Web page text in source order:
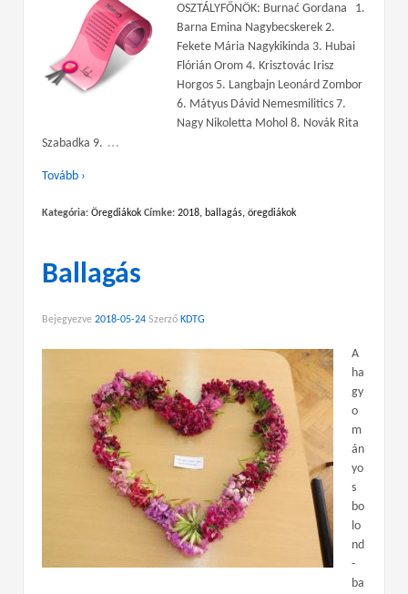
OSZTÁLYFŐNÖK: Burnać Gordana 1.
Barna Emina Nagybecskerek 2.
Fekete Mária Nagykikinda 3. Hubai
Flórián Orom 4. Krisztovác Irisz
Horgos 5. Langbajn Leonárd Zombor
6. Mátyus Dávid Nemesmilitics 7.
Nagy Nikoletta Mohol 8. Novák Rita
Szabadka 9. …
Tovább ›
Kategória: Öregdiákok Címke: 2018, ballagás, öregdiákok
Ballagás
Bejegyezve 2018-05-24 Szerző KDTG
A
ha
gy
o
m
án
yo
s
bo
lo
nd
-
ba